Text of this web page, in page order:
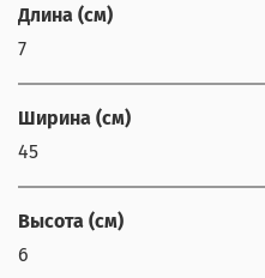
Длина (см)
7
Ширина (см)
45
Высота (см)
6